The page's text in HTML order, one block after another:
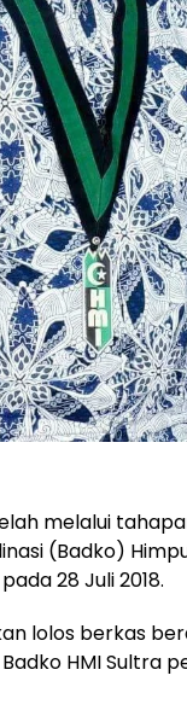
melalui
(Badko)
28 Juli 2018.
lolos berkas
HMI Sultra